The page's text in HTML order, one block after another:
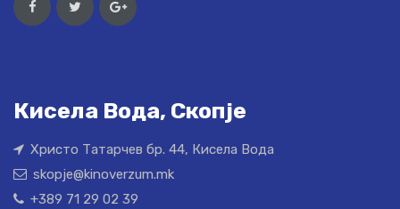
Кисела Вода, Скопје
Христо Татарчев бр. 44, Кисела Вода
skopje@kinoverzum.mk
+389 71 29 02 39